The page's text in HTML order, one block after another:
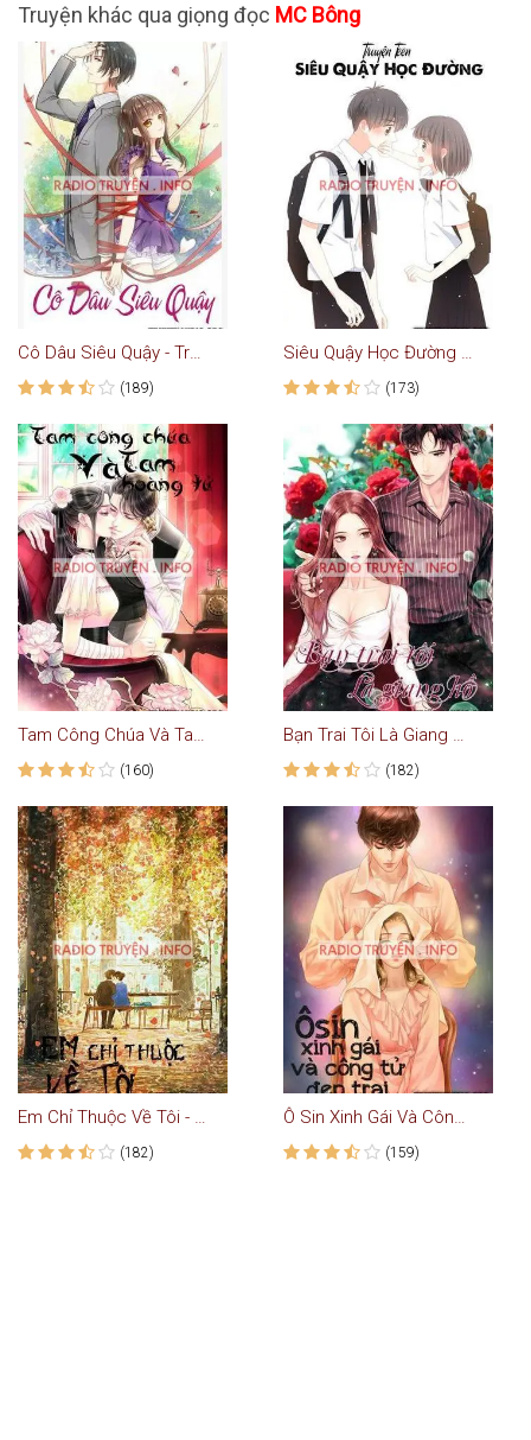
Truyện khác qua giọng đọc MC Bông
Cô Dâu Siêu Quậy - Truyện Ngôn Tình
(189)
Siêu Quậy Học Đường - Truyện Teen
(173)
Tam Công Chúa Và Tam Hoàng Tử
(160)
Bạn Trai Tôi Là Giang Hồ - Truyện Ngôn Tình
(182)
Em Chỉ Thuộc Về Tôi - Truyện Teen
(182)
Ô Sin Xinh Gái Và Công Tử Đẹp Trai
(159)